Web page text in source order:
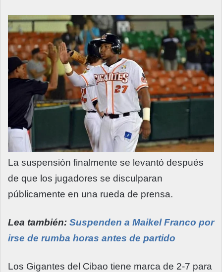
La suspensión finalmente se levantó después
de que los jugadores se disculparan
públicamente en una rueda de prensa.
Lea también: Suspenden a Maikel Franco por
irse de rumba horas antes de partido
Los Gigantes del Cibao tiene marca de 2-7 para